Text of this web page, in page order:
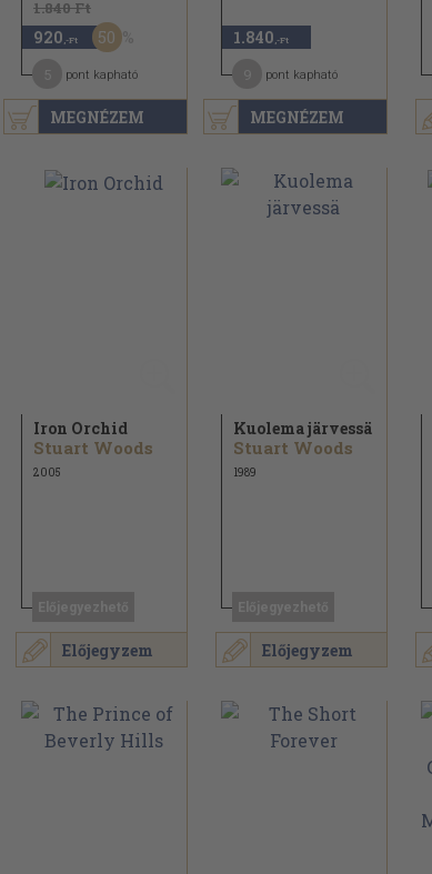
MEGNÉZEM
1.840 Ft
920 ,-Ft 50
pont kapható
MEGNÉZEM
1.840 ,-Ft
pont kapható
Előjegyzem
Iron Orchid
Stuart Woods
2005
Előjegyzem
Kuolema järvessä
Stuart Woods
1989